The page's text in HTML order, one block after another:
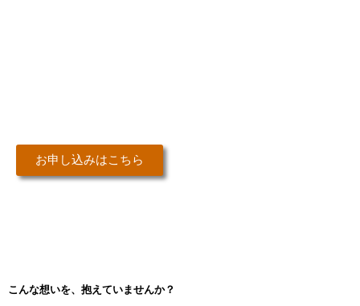
お申し込みはこちら
こんな想いを、抱えていませんか？